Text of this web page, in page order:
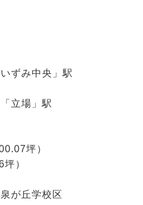
ずみ中央」駅
場」駅
坪）
）
が丘学校区